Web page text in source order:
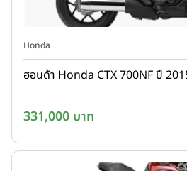
Honda
ฮอนด้า Honda CTX 700NF ปี
331,000 บาท